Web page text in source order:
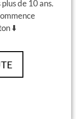
Budapest, ou vous
activités
de 10 ans.
⬇️